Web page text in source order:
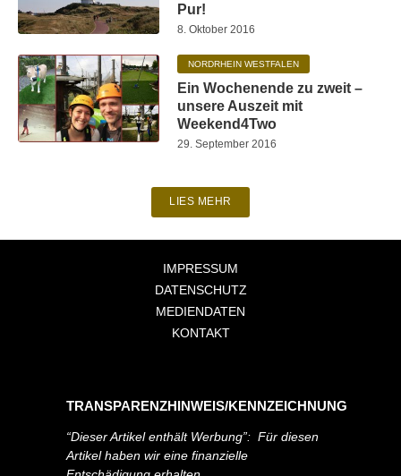
Pur!
8. Oktober 2016
NORDRHEIN WESTFALEN
Ein Wochenende zu zweit –
unsere Auszeit mit
Weekend4Two
29. September 2016
LIES MEHR
IMPRESSUM
DATENSCHUTZ
MEDIENDATEN
KONTAKT
TRANSPARENZHINWEIS/KENNZEICHNUNG
“Dieser Artikel enthält Werbung”: Für diesen
Artikel haben wir eine finanzielle